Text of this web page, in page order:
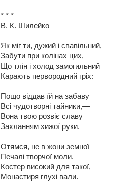
* * *
В. К. Шилейко
Як міг ти, дужий і свавільний,
Забути при колінах цих,
Що тлін і холод замогильний
Карають первородний гріх:
Пощо віддав їй на забаву
Всі чудотворні тайники,—
Вона твою розвіє славу
Захланням хижої руки.
Отямся, не в жони земної
Печалі творчої моли.
Костер високий для такої,
Монастиря глухі вали.